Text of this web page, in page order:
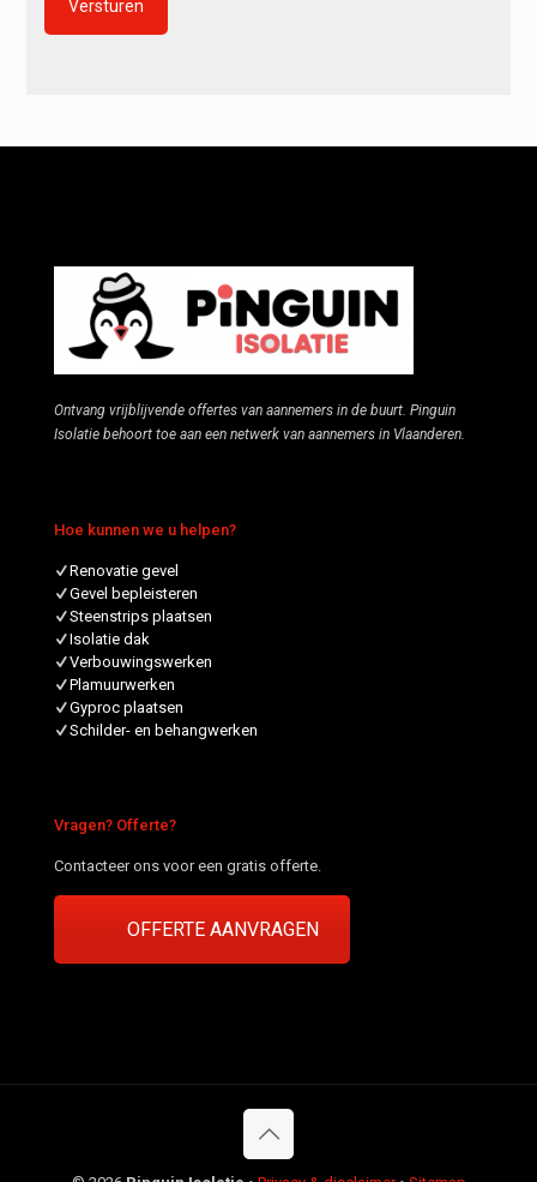
Ontvang vrijblijvende offertes van aannemers in de buurt. Pinguin
Isolatie behoort toe aan een netwerk van aannemers in Vlaanderen.
Hoe kunnen we u helpen?
Renovatie gevel
Gevel bepleisteren
Steenstrips plaatsen
Isolatie dak
Verbouwingswerken
Plamuurwerken
Gyproc plaatsen
Schilder- en behangwerken
Vragen? Offerte?
Contacteer ons voor een gratis offerte.
OFFERTE AANVRAGEN